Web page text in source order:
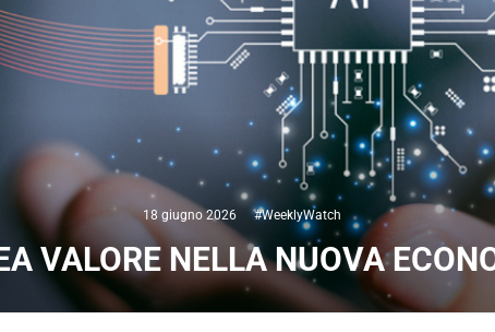
18 giugno 2026 #WeeklyWatch
VALORE NELLA NUOVA